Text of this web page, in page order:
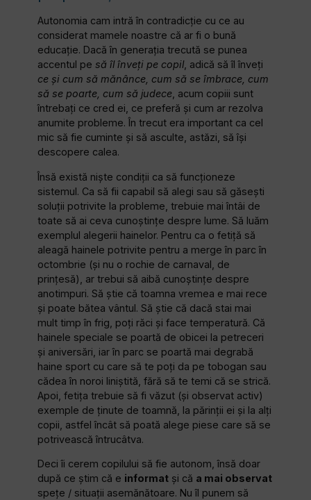
Autonomia cam intră în contradicție cu ce au
considerat mamele noastre că ar fi o bună
educație. Dacă în generația trecută se punea
accentul pesă îl înveți pe copil, adică să îl înveți
ce și cum să mănânce, cum să se îmbrace, cum
să se poarte, cum să judece , acum copiii sunt
întrebați ce cred ei, ce preferă și cum ar rezolva
anumite probleme. În trecut era important ca cel
mic să fie cuminte și să asculte, astăzi, să își
descopere calea.
Însă există niște condiții ca să funcționeze
sistemul. Ca să fii capabil să alegi sau să găsești
soluții potrivite la probleme, trebuie mai întâi de
toate să ai ceva cunoștințe despre lume. Să luăm
exemplul alegerii hainelor. Pentru ca o fetiță să
aleagă hainele potrivite pentru a merge în parc în
octombrie (și nu o rochie de carnaval, de
prințesă), ar trebui să aibă cunoștințe despre
anotimpuri. Să știe că toamna vremea e mai rece
și poate bătea vântul. Să știe că dacă stai mai
mult timp în frig, poți răci și face temperatură. Că
hainele speciale se poartă de obicei la petreceri
și aniversări, iar în parc se poartă mai degrabă
haine sport cu care să te poți da pe tobogan sau
cădea în noroi liniștită, fără să te temi că se strică.
Apoi, fetița trebuie să fi văzut (și observat activ)
exemple de ținute de toamnă, la părinții ei și la alți
copii, astfel încât să poată alege piese care să se
potrivească întrucâtva.
Deci îi cerem copilului să fie autonom, însă doar
după ce știm că e informat și că a mai observat
spețe / situații asemănătoare. Nu îl punem să